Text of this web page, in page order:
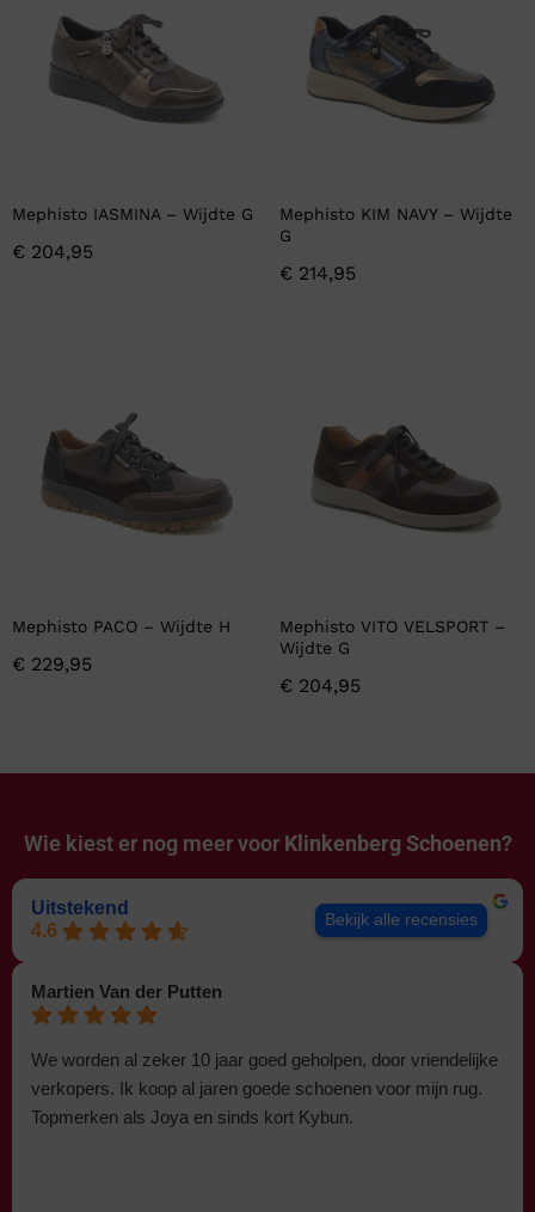
Mephisto IASMINA – Wijdte G
€ 204,95
Mephisto KIM NAVY – Wijdte
G
€ 214,95
Mephisto PACO – Wijdte H
€ 229,95
Mephisto VITO VELSPORT –
Wijdte G
€ 204,95
Wie kiest er nog meer voor Klinkenberg Schoenen?
Uitstekend
4.6
Bekijk alle recensies
Martien Van der Putten
We worden al zeker 10 jaar goed geholpen, door vriendelijke
verkopers. Ik koop al jaren goede schoenen voor mijn rug.
Topmerken als Joya en sinds kort Kybun.